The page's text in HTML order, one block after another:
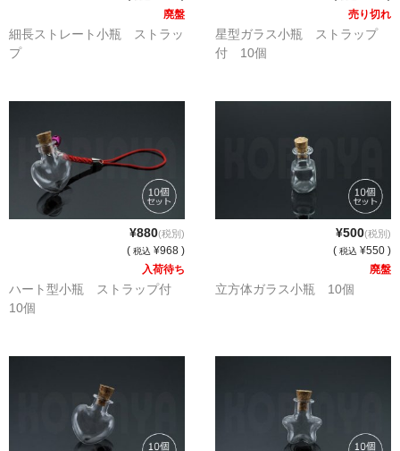
セット
セット
パーツ
アウトレット
廃盤
細長ストレート小瓶 ストラッ
プ
売り切れ
星型ガラス小瓶 ストラップ
付 10個
¥880(税別)
( 税込 ¥968 )
入荷待ち
ハート型小瓶 ストラップ付
10個
¥500(税別)
( 税込 ¥550 )
廃盤
立方体ガラス小瓶 10個